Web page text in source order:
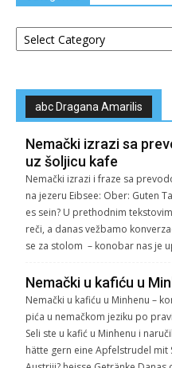
Categories
abc Dragana Amarilis
Nemački izrazi sa
uz šoljicu kafe
Nemački izrazi i fraze sa
na jezeru Eibsee: Ober:
es sein? U prethodnim
reči, a danas vežbamo
se za stolom – konobar nas je
Nemački u kafiću u
Nemački u kafiću u Minhenu –
pića u nemačkom jeziku po
Seli ste u kafić u Minhenu i
hätte gern eine Apfelstrudel mit